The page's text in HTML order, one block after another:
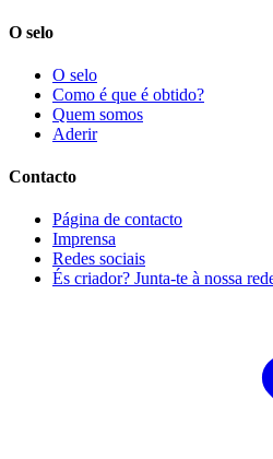
O selo
O selo
Como é que é obtido?
Quem somos
Aderir
Contacto
Página de contacto
Imprensa
Redes sociais
És criador? Junta-te à nossa